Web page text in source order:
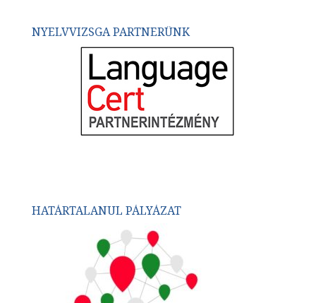
NYELVVIZSGA PARTNERÜNK
HATÁRTALANUL PÁLYÁZAT